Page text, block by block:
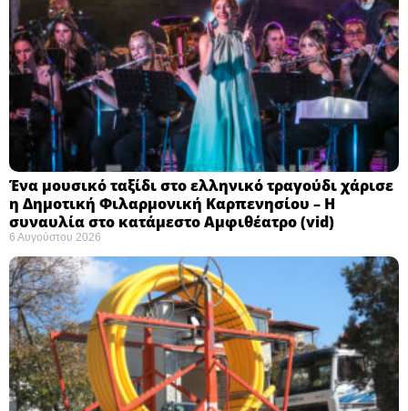
Ένα μουσικό ταξίδι στο ελληνικό τραγούδι χάρισε
η Δημοτική Φιλαρμονική Καρπενησίου – Η
συναυλία στο κατάμεστο Αμφιθέατρο (vid)
6 Αυγούστου 2026